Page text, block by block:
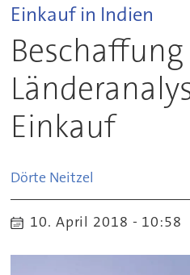
Einkauf in Indien
Einkauf
Dörte Neitzel
10. April 2018 - 10:58